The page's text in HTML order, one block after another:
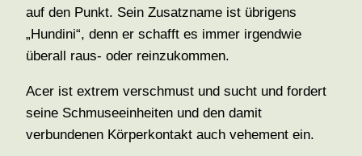
auf den Punkt. Sein Zusatzname ist übrigens
„Hundini“, denn er schafft es immer irgendwie
überall raus- oder reinzukommen.
Acer ist extrem verschmust und sucht und fordert
seine Schmuseeinheiten und den damit
verbundenen Körperkontakt auch vehement ein.